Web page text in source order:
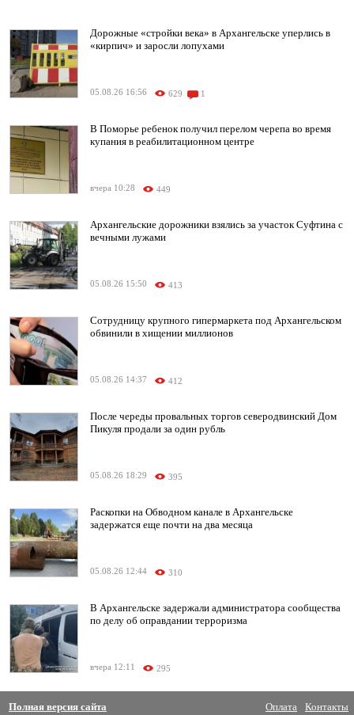
Дорожные «стройки века» в Архангельске уперлись в
«кирпич» и заросли лопухами
05.08.26 16:56 629 1
В Поморье ребенок получил перелом черепа во время
купания в реабилитационном центре
вчера 10:28 449
Архангельские дорожники взялись за участок Суфтина с
вечными лужами
05.08.26 15:50 413
Сотрудницу крупного гипермаркета под Архангельском
обвинили в хищении миллионов
05.08.26 14:37 412
После череды провальных торгов северодвинский Дом
Пикуля продали за один рубль
05.08.26 18:29 395
Раскопки на Обводном канале в Архангельске
задержатся еще почти на два месяца
05.08.26 12:44 310
В Архангельске задержали администратора сообщества
по делу об оправдании терроризма
вчера 12:11 295
Полная версия сайта Оплата Контакты